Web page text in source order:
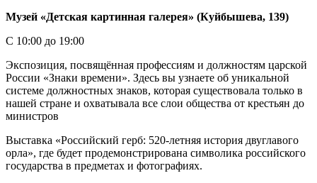
Музей «Детская картинная галерея» (Куйбышева, 139)
С 10:00 до 19:00
Экспозиция, посвящённая профессиям и должностям царской
России «Знаки времени». Здесь вы узнаете об уникальной
системе должностных знаков, которая существовала только в
нашей стране и охватывала все слои общества от крестьян до
министров
Выставка «Российский герб: 520-летняя история двуглавого
орла», где будет продемонстрирована символика российского
государства в предметах и фотографиях.